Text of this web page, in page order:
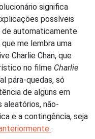
significa
possíveis
de automaticamente
me lembra uma
Charlie Chan, que
no filme Charlie
pára-quedas, só
de alguns em
aleatórios, não-
e a contingência, seja
.